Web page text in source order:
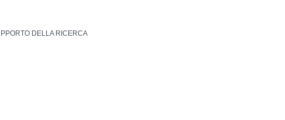
DELLA RICERCA